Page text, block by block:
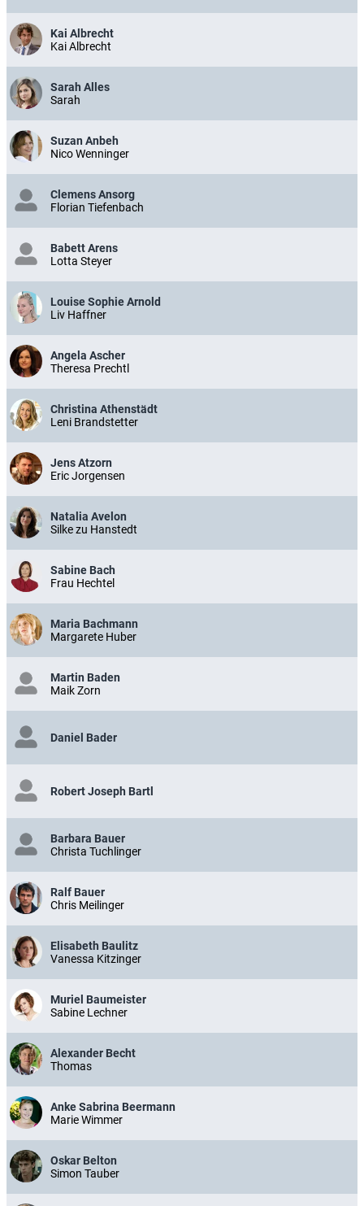
Kai Albrecht
Kai Albrecht
Sarah Alles
Sarah
Suzan Anbeh
Nico Wenninger
Clemens Ansorg
Florian Tiefenbach
Babett Arens
Lotta Steyer
Louise Sophie Arnold
Liv Haffner
Angela Ascher
Theresa Prechtl
Christina Athenstädt
Leni Brandstetter
Jens Atzorn
Eric Jorgensen
Natalia Avelon
Silke zu Hanstedt
Sabine Bach
Frau Hechtel
Maria Bachmann
Margarete Huber
Martin Baden
Maik Zorn
Daniel Bader
Robert Joseph Bartl
Barbara Bauer
Christa Tuchlinger
Ralf Bauer
Chris Meilinger
Elisabeth Baulitz
Vanessa Kitzinger
Muriel Baumeister
Sabine Lechner
Alexander Becht
Thomas
Anke Sabrina Beermann
Marie Wimmer
Oskar Belton
Simon Tauber